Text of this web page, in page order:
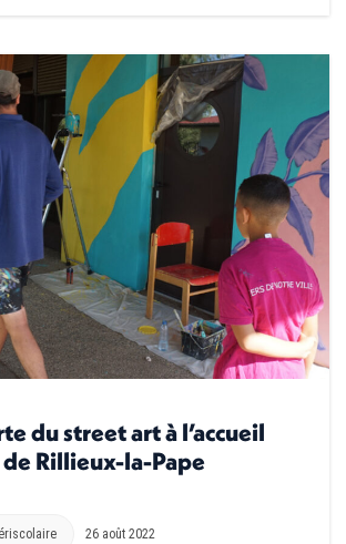
du street art à l’accueil
Rillieux-la-Pape
26 août 2022